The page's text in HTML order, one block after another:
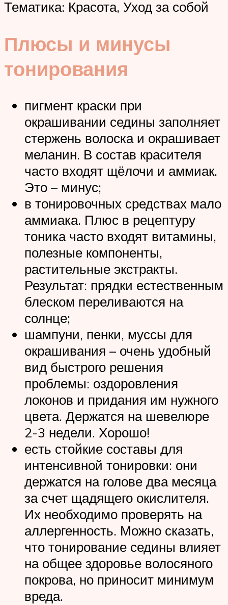
Тематика: Красота, Уход за собой
Плюсы и минусы
тонирования
пигмент краски при
окрашивании седины заполняет
стержень волоска и окрашивает
меланин. В состав красителя
часто входят щёлочи и аммиак.
Это – минус;
в тонировочных средствах мало
аммиака. Плюс в рецептуру
тоника часто входят витамины,
полезные компоненты,
растительные экстракты.
Результат: прядки естественным
блеском переливаются на
солнце;
шампуни, пенки, муссы для
окрашивания – очень удобный
вид быстрого решения
проблемы: оздоровления
локонов и придания им нужного
цвета. Держатся на шевелюре
2-3 недели. Хорошо!
есть стойкие составы для
интенсивной тонировки: они
держатся на голове два месяца
за счет щадящего окислителя.
Их необходимо проверять на
аллергенность. Можно сказать,
что тонирование седины влияет
на общее здоровье волосяного
покрова, но приносит минимум
вреда.